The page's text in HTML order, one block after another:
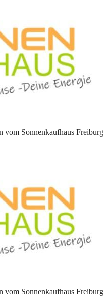
vom Sonnenkaufhaus Freiburg
vom Sonnenkaufhaus Freiburg